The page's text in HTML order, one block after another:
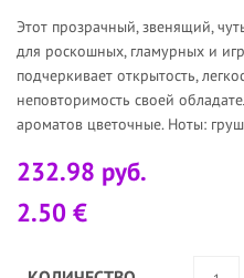
Этот прозрачный, звенящий,
для роскошных, гламурных и
подчеркивает открытость,
неповторимость своей
ароматов цветочные. Ноты:
232.98 руб.
2.50 €